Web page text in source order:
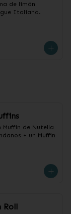
de limón
Italiano.
Muffin de Nutella
+ un Muffin
Roll